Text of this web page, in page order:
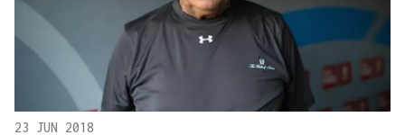
23 JUN 2018